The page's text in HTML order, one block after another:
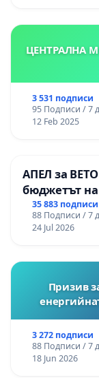
ЦЕНТРАЛНА
3 531 подписи
95 Подписи / 7
12 Feb 2025
АПЕЛ за
бюджетът на
правата ни
35 883 подписи
88 Подписи / 7
24 Jul 2026
Призив
3 272 подписи
88 Подписи / 7
18 Jun 2026